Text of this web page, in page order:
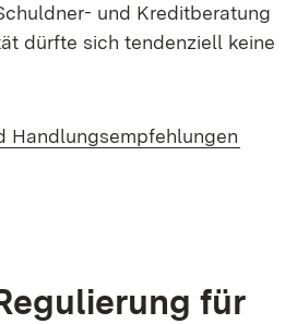
und Kreditberatung
dürfte sich tendenziell keine
Handlungsempfehlungen
für